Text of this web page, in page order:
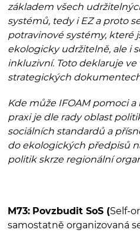
základem všech
systémů, tedy i EZ a proto
potravinové systémy, které
ekologicky udržitelně, ale i
inkluzivní. Toto deklaruje ve
strategických
Kde může IFOAM pomoci
praxi je dle rady oblast
sociálních standardů a
do ekologických předpisů
politik skrze regionální
M73: Povzbudit SoS (Self-
samostatně organizovaná